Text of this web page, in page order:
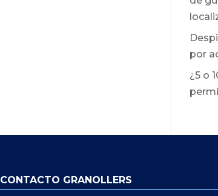
por
¿5 o
CONTACTO GRANOLLERS